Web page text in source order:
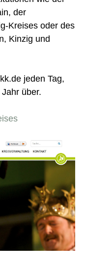
der
Kreises oder des
Kinzig und
jeden Tag,
über.